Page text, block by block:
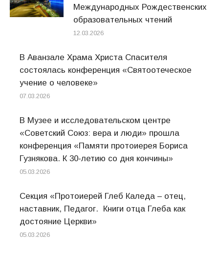
Международных Рождественских
образовательных чтений
12.03.2026
В Аванзале Храма Христа Спасителя
состоялась конференция «Святоотеческое
учение о человеке»
07.03.2026
В Музее и исследовательском центре
«Советский Союз: вера и люди» прошла
конференция «Памяти протоиерея Бориса
Гузнякова. К 30-летию со дня кончины»
05.03.2026
Секция «Протоиерей Глеб Каледа – отец,
наставник, Педагог. Книги отца Глеба как
достояние Церкви»
05.03.2026